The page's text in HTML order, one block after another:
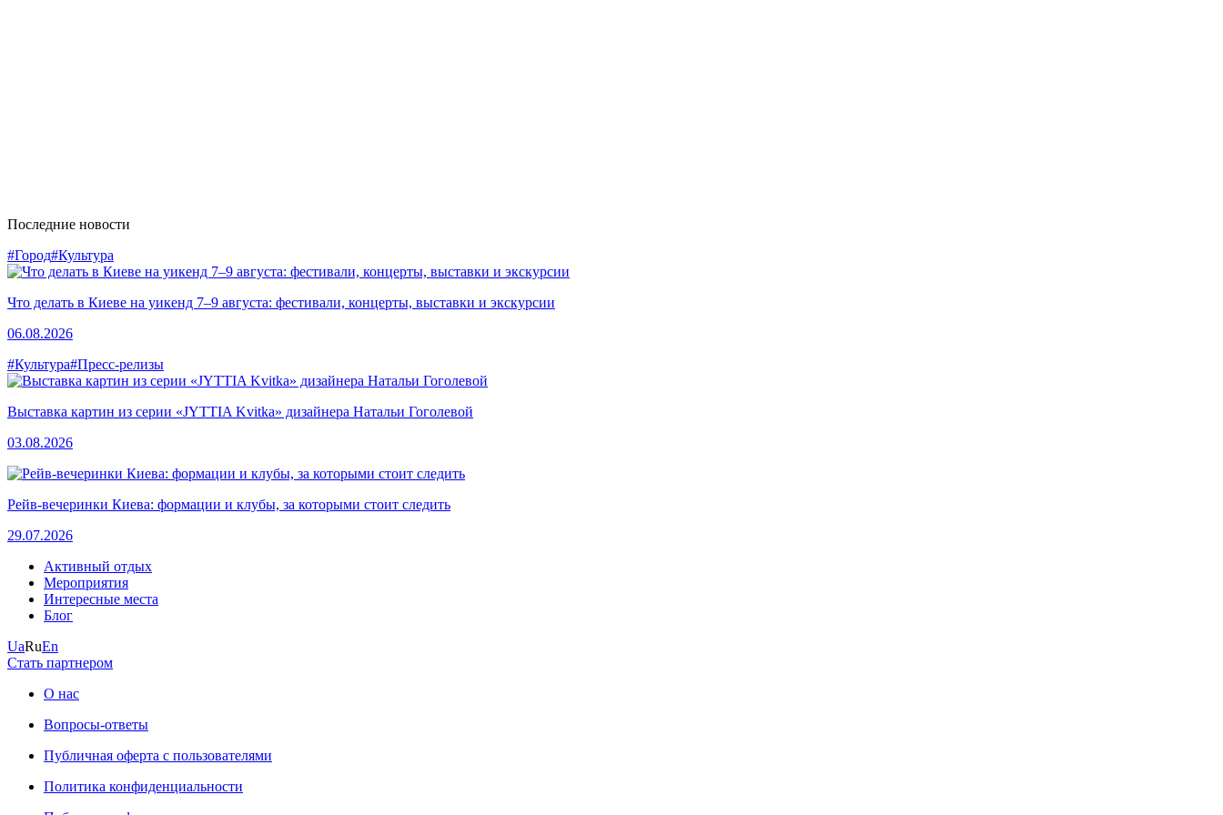
Последние новости
#Город#Культура
Что делать в Киеве на уикенд 7–9 августа: фестивали, концерты, выставки и экскурсии
06.08.2026
#Культура#Пресс-релизы
Выставка картин из серии «JYTTIA Kvitka» дизайнера Натальи Гоголевой
03.08.2026
Рейв-вечеринки Киева: формации и клубы, за которыми стоит следить
29.07.2026
Активный отдых
Мероприятия
Интересные места
Блог
UaRuEn
Стать партнером
О нас
Вопросы-ответы
Публичная оферта с пользователями
Политика конфиденциальности